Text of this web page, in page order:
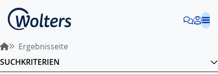
Ergebnisseite
SUCHKRITERIEN